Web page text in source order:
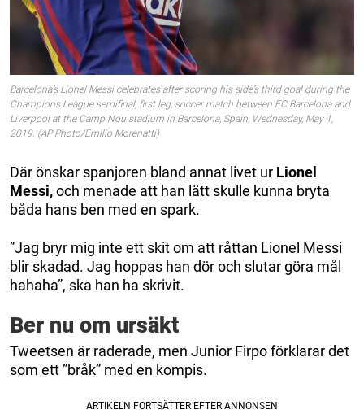
Barcelona’s Lionel Messi celebrates after scoring his side’s third goal during the
Champions League semifinal, first leg, soccer match between FC Barcelona and
Liverpool at the Camp Nou stadium in Barcelona, Spain, Wednesday, May 1,
2019. (AP Photo/Emilio Morenatti)
Där önskar spanjoren bland annat livet ur Lionel
Messi,och menade att han lätt skulle kunna bryta
båda hans ben med en spark.
”Jag bryr mig inte ett skit om att råttan Lionel Messi
blir skadad. Jag hoppas han dör och slutar göra mål
hahaha”, ska han ha skrivit.
Ber nu om ursäkt
Tweetsen är raderade, men Junior Firpo förklarar det
som ett ”bråk” med en kompis.